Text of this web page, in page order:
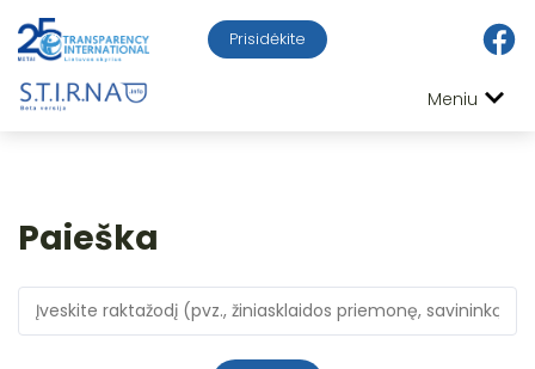
Prisidėkite
Meniu
Paieška